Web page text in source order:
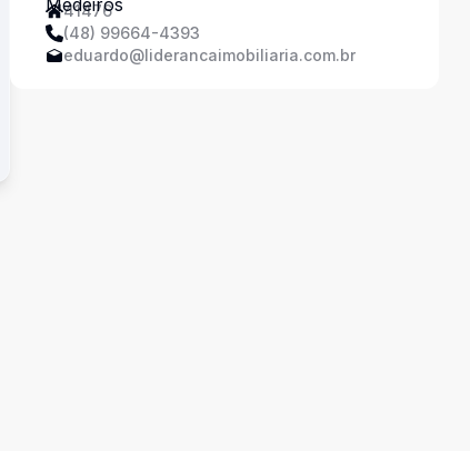
41476
(48) 99664-4393
eduardo@liderancaimobiliaria.com.br